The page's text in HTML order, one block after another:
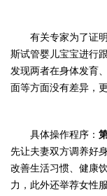
有关专家为了证明
斯试管婴儿宝宝进行
发现两者在身体发育
面等方面没有差异，
具体操作程序：
先让夫妻双方调养好
改善生活习惯、健康
力，此外还举荐女性